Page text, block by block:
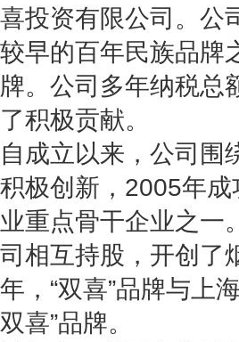
喜投资有限公司。公
较早的百年民族品牌
牌。公司多年纳税总
了积极贡献。
自成立以来，公司围
积极创新，2005年
业重点骨干企业之一
司相互持股，开创了
年，“双喜”品牌与上
双喜”品牌。